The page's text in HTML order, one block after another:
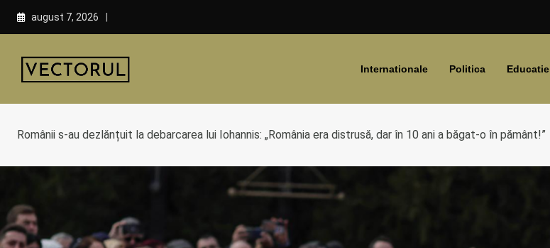
Skip
august 7, 2026
Internationale Politica Educatie
Românii s-au dezlănțuit la debarcarea lui Iohannis: „România era distrusă, dar în 10 ani a băgat-o în pământ!”